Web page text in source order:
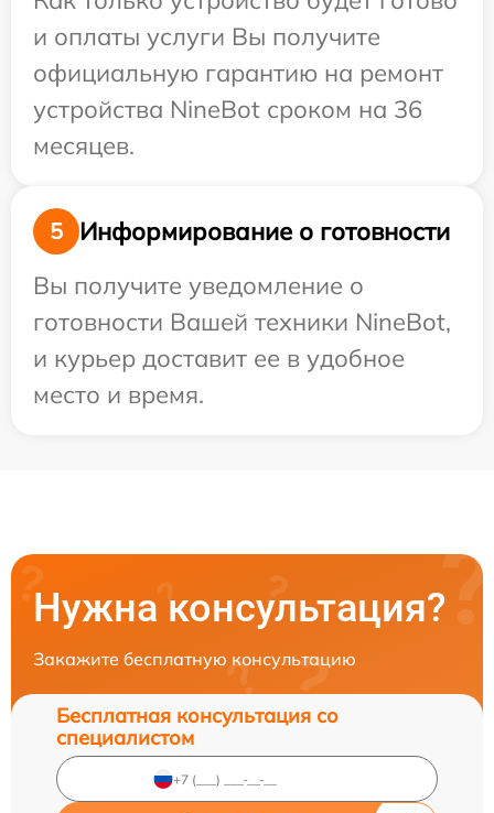
и оплаты услуги Вы получите
официальную гарантию на ремонт
устройства NineBot сроком на 36
месяцев.
5
Информирование о готовности
Вы получите уведомление о
готовности Вашей техники NineBot,
и курьер доставит ее в удобное
место и время.
Нужна консультация?
Закажите бесплатную консультацию
Бесплатная консультация со
специалистом